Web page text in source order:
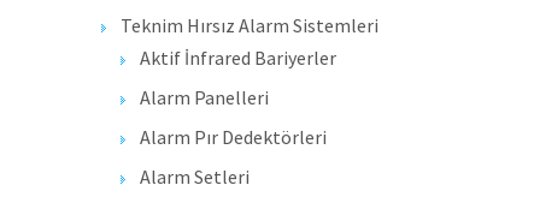
Teknim Hırsız Alarm Sistemleri
Aktif İnfrared Bariyerler
Alarm Panelleri
Alarm Pır Dedektörleri
Alarm Setleri